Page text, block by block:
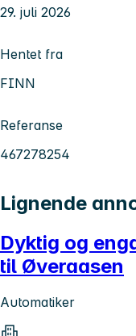
29. juli 2026
Hentet fra
FINN
Referanse
467278254
Lignende
Dyktig og
til Øveraasen
Automatiker